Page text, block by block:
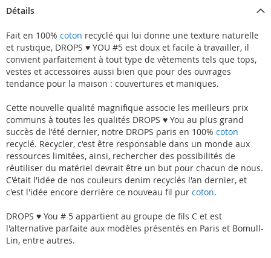
Détails
Fait en 100% coton recyclé qui lui donne une texture naturelle
et rustique, DROPS ♥ YOU #5 est doux et facile à travailler, il
convient parfaitement à tout type de vêtements tels que tops,
vestes et accessoires aussi bien que pour des ouvrages
tendance pour la maison : couvertures et maniques.
Cette nouvelle qualité magnifique associe les meilleurs prix
communs à toutes les qualités DROPS ♥ You au plus grand
succès de l'été dernier, notre DROPS paris en 100% coton
recyclé. Recycler, c'est être responsable dans un monde aux
ressources limitées, ainsi, rechercher des possibilités de
réutiliser du matériel devrait être un but pour chacun de nous.
C'était l'idée de nos couleurs denim recyclés l'an dernier, et
c'est l'idée encore derrière ce nouveau fil pur coton.
DROPS ♥ You # 5 appartient au groupe de fils C et est
l'alternative parfaite aux modèles présentés en Paris et Bomull-
Lin, entre autres.